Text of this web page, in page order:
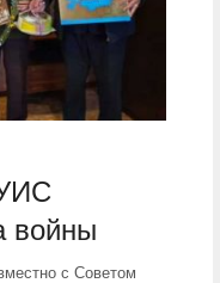
войны
с Советом